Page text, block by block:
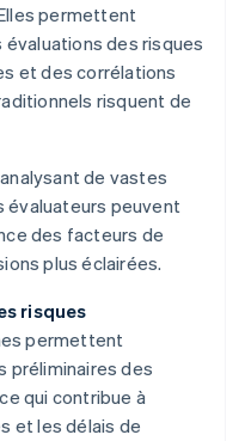
permettent
des risques
et des corrélations
risquent de
de vastes
évaluateurs peuvent
des facteurs de
plus éclairées.
risques
permettent
préliminaires des
qui contribue à
et les délais de